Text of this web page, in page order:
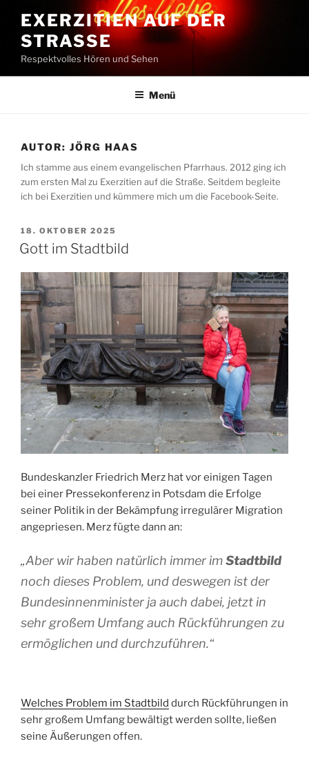
Inhalt
springen
EXERZITIEN AUF DER
STRASSE
Respektvolles Hören und Sehen
Menü
AUTOR: JÖRG HAAS
Ich stamme aus einem evangelischen Pfarrhaus. 2012 ging ich
zum ersten Mal zu Exerzitien auf die Straße. Seitdem begleite
ich bei Exerzitien und kümmere mich um die Facebook-Seite.
VERÖFFENTLICHT
AM
18. OKTOBER 2025
Gott im Stadtbild
Bundeskanzler Friedrich Merz hat vor einigen Tagen
bei einer Pressekonferenz in Potsdam die Erfolge
seiner Politik in der Bekämpfung irregulärer Migration
angepriesen. Merz fügte dann an:
„Aber wir haben natürlich immer imStadtbild
noch dieses Problem, und deswegen ist der
Bundesinnenminister ja auch dabei, jetzt in
sehr großem Umfang auch Rückführungen zu
ermöglichen und durchzuführen.“
Welches Problem im Stadtbild durch Rückführungen in
sehr großem Umfang bewältigt werden sollte, ließen
seine Äußerungen offen.